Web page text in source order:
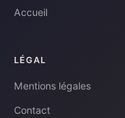
Accueil
LÉGAL
Mentions légales
Contact